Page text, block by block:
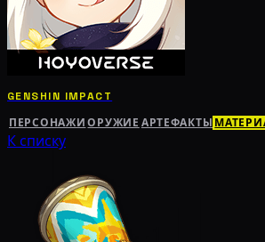
GENSHIN IMPACT
ПЕРСОНАЖИ ОРУЖИЕ АРТЕФАКТЫ
К списку